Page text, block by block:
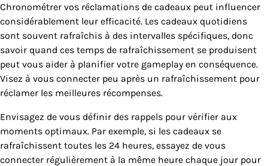
Chronométrer vos réclamations de cadeaux peut influencer
considérablement leur efficacité. Les cadeaux quotidiens
sont souvent rafraîchis à des intervalles spécifiques, donc
savoir quand ces temps de rafraîchissement se produisent
peut vous aider à planifier votre gameplay en conséquence.
Visez à vous connecter peu après un rafraîchissement pour
réclamer les meilleures récompenses.
Envisagez de vous définir des rappels pour vérifier aux
moments optimaux. Par exemple, si les cadeaux se
rafraîchissent toutes les 24 heures, essayez de vous
connecter régulièrement à la même heure chaque jour pour